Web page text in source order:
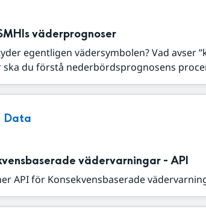
väderprognoser
egentligen vädersymbolen? Vad avser
ska du förstå nederbördsprognosens
Data
vädervarningar - API
API för Konsekvensbaserade